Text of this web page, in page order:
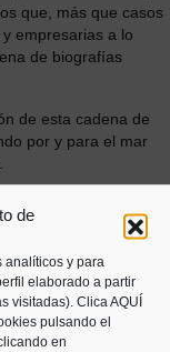
de
analíticos y para
elaborado a partir
visitadas). Clica AQUÍ
pulsando el
en
que, más que casos
empresarias a lo
de biografías
de esta cadena de
por y para el mar